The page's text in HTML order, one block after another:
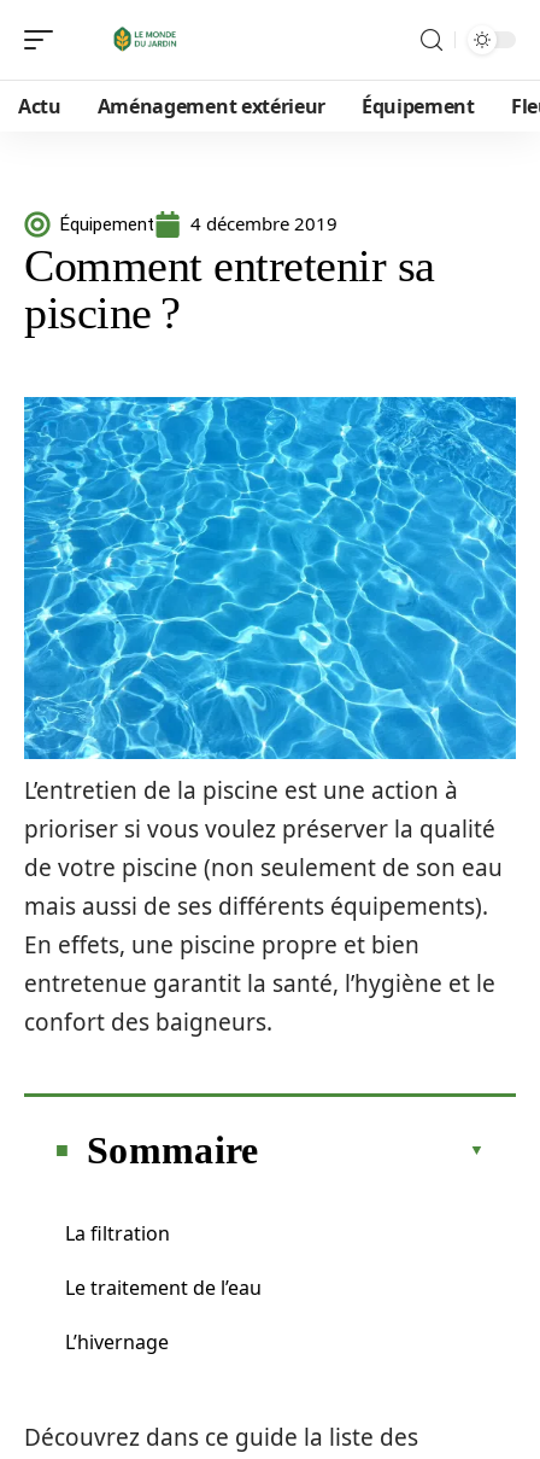
Actu Aménagement extérieur Équipement
Équipement 4 décembre 2019
Comment entretenir sa
piscine ?
L’entretien de la piscine est une action à
prioriser si vous voulez préserver la qualité
de votre piscine (non seulement de son eau
mais aussi de ses différents équipements).
En effets, une piscine propre et bien
entretenue garantit la santé, l’hygiène et le
confort des baigneurs.
Sommaire
La filtration
Le traitement de l’eau
L’hivernage
Découvrez dans ce guide la liste des